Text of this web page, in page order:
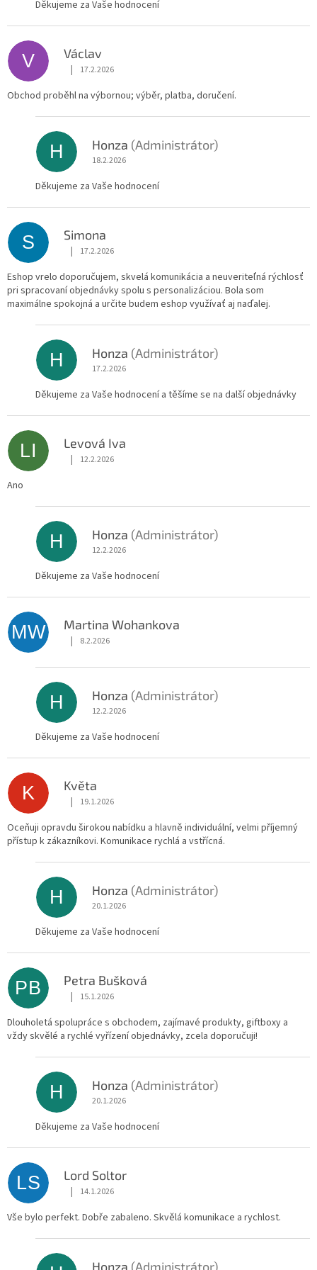
Děkujeme za Vaše hodnocení
V Václav
Hodnocení obchodu je 5 z 5 hvězdiček.
| 17.2.2026
Obchod proběhl na výbornou; výběr, platba, doručení.
H Honza (Administrátor)
18.2.2026
Děkujeme za Vaše hodnocení
S Simona
Hodnocení obchodu je 5 z 5 hvězdiček.
| 17.2.2026
Eshop vrelo doporučujem, skvelá komunikácia a neuveriteľná rýchlosť
pri spracovaní objednávky spolu s personalizáciou. Bola som
maximálne spokojná a určite budem eshop využívať aj naďalej.
H Honza (Administrátor)
17.2.2026
Děkujeme za Vaše hodnocení a těšíme se na další objednávky
LI Levová Iva
Hodnocení obchodu je 5 z 5 hvězdiček.
| 12.2.2026
Ano
H Honza (Administrátor)
12.2.2026
Děkujeme za Vaše hodnocení
MW Martina Wohankova
Hodnocení obchodu je 5 z 5 hvězdiček.
| 8.2.2026
H Honza (Administrátor)
12.2.2026
Děkujeme za Vaše hodnocení
K Květa
Hodnocení obchodu je 5 z 5 hvězdiček.
| 19.1.2026
Oceňuji opravdu širokou nabídku a hlavně individuální, velmi příjemný
přístup k zákazníkovi. Komunikace rychlá a vstřícná.
H Honza (Administrátor)
20.1.2026
Děkujeme za Vaše hodnocení
PB Petra Bušková
Hodnocení obchodu je 5 z 5 hvězdiček.
| 15.1.2026
Dlouholetá spolupráce s obchodem, zajímavé produkty, giftboxy a
vždy skvělé a rychlé vyřízení objednávky, zcela doporučuji!
H Honza (Administrátor)
20.1.2026
Děkujeme za Vaše hodnocení
LS Lord Soltor
Hodnocení obchodu je 5 z 5 hvězdiček.
| 14.1.2026
Vše bylo perfekt. Dobře zabaleno. Skvělá komunikace a rychlost.
Honza (Administrátor)